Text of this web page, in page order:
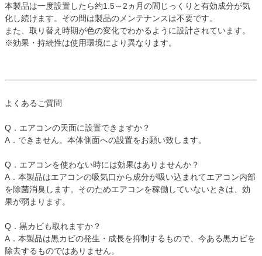
本製品は一度設置したら約1.5～2ヵ月の間じっくりと有効成分が気
化し続けます。その間は製品のメンテナンスは不要です。
また、取り替え時期が色の変化でわかるように設計されています。
※効果・持続性は使用環境により異なります。
よくあるご質問
Q．エアコンの天面に設置できますか？
A．できません。本体側面への設置をお願い致します。
Q．エアコンを使わない時には効果はありませんか？
A．本製品はエアコンの吸気口から成分が吸い込まれてエアコン内部
を除菌消臭します。そのためエアコンを稼働していないときは、効
果が弱まります。
Q．黒カビも取れますか？
A．本製品は黒カビの発生・成長を抑制するもので、今ある黒カビを
除去するものではありません。